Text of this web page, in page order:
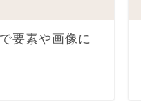
要素や画像に